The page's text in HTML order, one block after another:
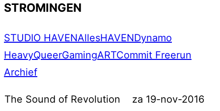
STROMINGEN
STUDIO HAVENAllesHAVENDynamo
HeavyQueerGamingARTCommit Freerun
Archief
The Sound of Revolution za 19-nov-2016